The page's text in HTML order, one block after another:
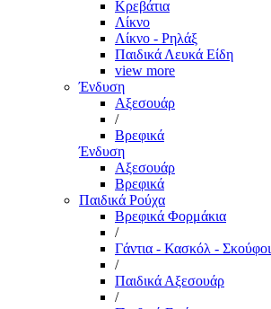
Κρεβάτια
Λίκνο
Λίκνο - Ρηλάξ
Παιδικά Λευκά Είδη
view more
Ένδυση
Αξεσουάρ
/
Βρεφικά
Ένδυση
Αξεσουάρ
Βρεφικά
Παιδικά Ρούχα
Βρεφικά Φορμάκια
/
Γάντια - Κασκόλ - Σκούφοι
/
Παιδικά Αξεσουάρ
/